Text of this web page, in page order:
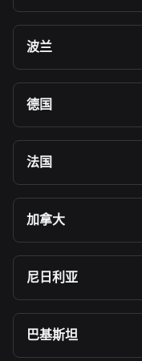
波兰
德国
法国
加拿大
尼日利亚
巴基斯坦